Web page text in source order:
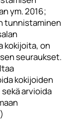
ym. 2016;
tunnistaminen
kokijoita, on
seuraukset.
kokijoiden
arvioida